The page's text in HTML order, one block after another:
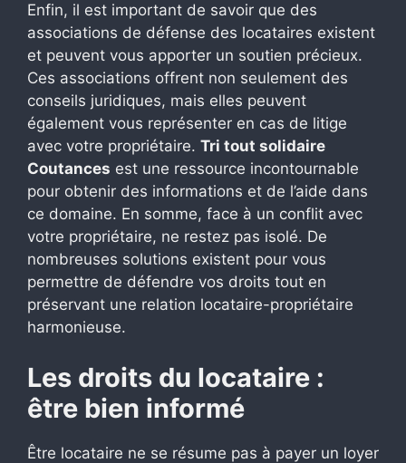
Enfin, il est important de savoir que des
associations de défense des locataires existent
et peuvent vous apporter un soutien précieux.
Ces associations offrent non seulement des
conseils juridiques, mais elles peuvent
également vous représenter en cas de litige
avec votre propriétaire. Tri tout solidaire
Coutances est une ressource incontournable
pour obtenir des informations et de l’aide dans
ce domaine. En somme, face à un conflit avec
votre propriétaire, ne restez pas isolé. De
nombreuses solutions existent pour vous
permettre de défendre vos droits tout en
préservant une relation locataire-propriétaire
harmonieuse.
Les droits du locataire :
être bien informé
Être locataire ne se résume pas à payer un loyer